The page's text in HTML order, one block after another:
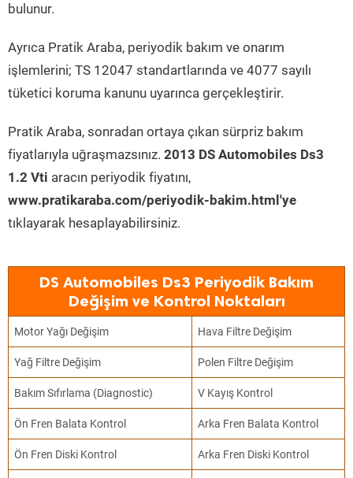
bulunur.
Ayrıca Pratik Araba, periyodik bakım ve onarım
işlemlerini; TS 12047 standartlarında ve 4077 sayılı
tüketici koruma kanunu uyarınca gerçekleştirir.
Pratik Araba, sonradan ortaya çıkan sürpriz bakım
fiyatlarıyla uğraşmazsınız. 2013 DS Automobiles Ds3
1.2 Vti aracın periyodik fiyatını,
www.pratikaraba.com/periyodik-bakim.html'ye
tıklayarak hesaplayabilirsiniz.
DS Automobiles Ds3 Periyodik Bakım
Değişim ve Kontrol Noktaları
Motor Yağı Değişim Hava Filtre Değişim
Yağ Filtre Değişim Polen Filtre Değişim
Bakım Sıfırlama (Diagnostic) V Kayış Kontrol
Ön Fren Balata Kontrol Arka Fren Balata Kontrol
Ön Fren Diski Kontrol Arka Fren Diski Kontrol